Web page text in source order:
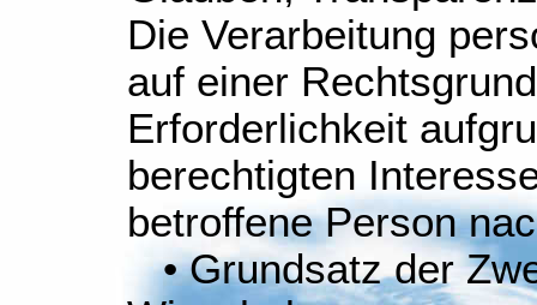
Die Verarbeitung
auf einer
Erforderlichkeit
berechtigten
betroffene Person
• Grundsatz der